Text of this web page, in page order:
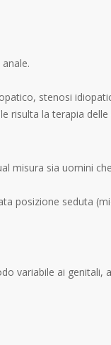
stenosi
la terapia
misura sia uomini
posizione seduta
variabile ai genitali,